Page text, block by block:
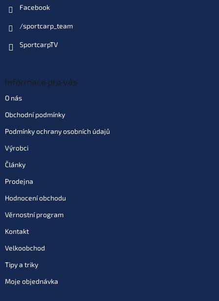
Facebook
/sportcarp_team
SportcarpTV
Informace pro vás
O nás
Obchodní podmínky
Podmínky ochrany osobních údajů
Výrobci
Články
Prodejna
Hodnocení obchodu
Věrnostní program
Kontakt
Velkoobchod
Tipy a triky
Moje objednávka